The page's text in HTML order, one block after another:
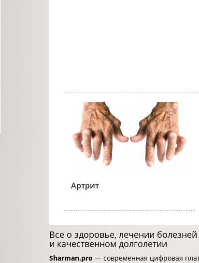
Артрит
Все о здоровье, лечении болезней
и качественном долголетии
Sharman.pro — современная цифровая